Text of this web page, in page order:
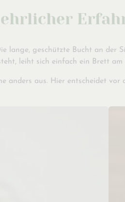
lange, geschützte Bucht an
leiht sich einfach ein Brett
anders aus. Hier entscheidet